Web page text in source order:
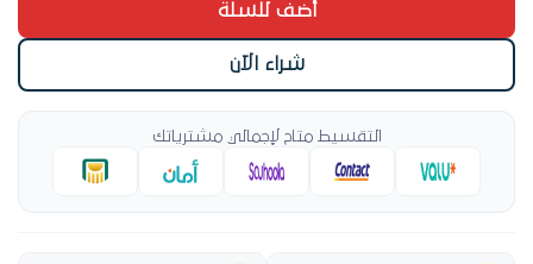
لا تتأخر — الكمية محدودةأضف للسلة
شراء الآن
التقسيط متاح لإجمالي مشترياتك